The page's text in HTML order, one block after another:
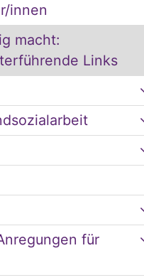
innen
macht:
Links
für